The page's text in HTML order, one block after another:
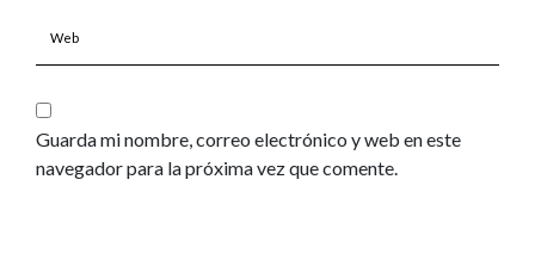
Guarda mi nombre, correo electrónico y web en este
navegador para la próxima vez que comente.